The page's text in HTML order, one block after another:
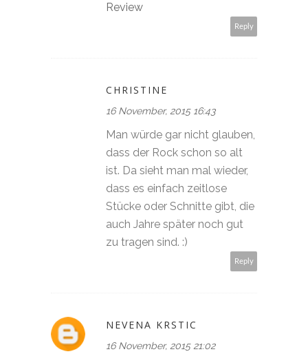
Review
Reply
CHRISTINE
16 November, 2015 16:43
Man würde gar nicht glauben,
dass der Rock schon so alt
ist. Da sieht man mal wieder,
dass es einfach zeitlose
Stücke oder Schnitte gibt, die
auch Jahre später noch gut
zu tragen sind. :)
Reply
NEVENA KRSTIC
16 November, 2015 21:02